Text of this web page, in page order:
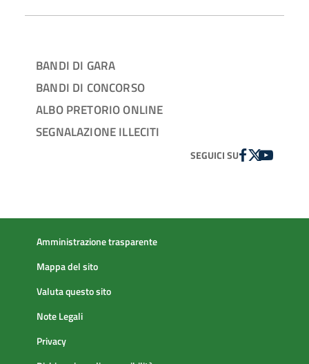
BANDI DI GARA
BANDI DI CONCORSO
ALBO PRETORIO ONLINE
SEGNALAZIONE ILLECITI
SEGUICI SUFACEBOOK
TWITTER
YOUTUBE
Amministrazione trasparente
Mappa del sito
Valuta questo sito
Note Legali
Privacy